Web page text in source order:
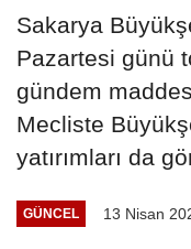
Sakarya
Pazartesi günü
gündem
Mecliste
yatırımları da
GÜNCEL 13 Nisan